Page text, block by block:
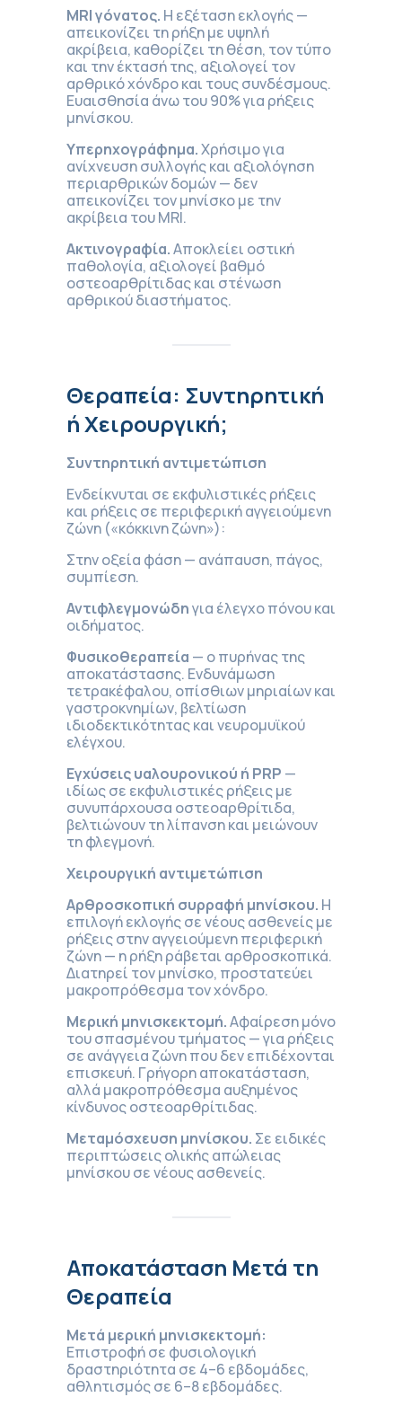
MRI γόνατος. Η εξέταση εκλογής —
απεικονίζει τη ρήξη με υψηλή
ακρίβεια, καθορίζει τη θέση, τον τύπο
και την έκτασή της, αξιολογεί τον
αρθρικό χόνδρο και τους συνδέσμους.
Ευαισθησία άνω του 90% για ρήξεις
μηνίσκου.
Υπερηχογράφημα.Χρήσιμο για
ανίχνευση συλλογής και αξιολόγηση
περιαρθρικών δομών — δεν
απεικονίζει τον μηνίσκο με την
ακρίβεια του MRI.
Ακτινογραφία.Αποκλείει οστική
παθολογία, αξιολογεί βαθμό
οστεοαρθρίτιδας και στένωση
αρθρικού διαστήματος.
Θεραπεία: Συντηρητική
ή Χειρουργική;
Συντηρητική αντιμετώπιση
Ενδείκνυται σε εκφυλιστικές ρήξεις
και ρήξεις σε περιφερική αγγειούμενη
ζώνη («κόκκινη ζώνη»):
Στην οξεία φάση — ανάπαυση, πάγος,
συμπίεση.
Αντιφλεγμονώδηγια έλεγχο πόνου και
οιδήματος.
Φυσικοθεραπεία — ο πυρήνας της
αποκατάστασης. Ενδυνάμωση
τετρακέφαλου, οπίσθιων μηριαίων και
γαστροκνημίων, βελτίωση
ιδιοδεκτικότητας και νευρομυϊκού
ελέγχου.
Εγχύσεις υαλουρονικού ή PRP —
ιδίως σε εκφυλιστικές ρήξεις με
συνυπάρχουσα οστεοαρθρίτιδα,
βελτιώνουν τη λίπανση και μειώνουν
τη φλεγμονή.
Χειρουργική αντιμετώπιση
Αρθροσκοπική συρραφή μηνίσκου. Η
επιλογή εκλογής σε νέους ασθενείς με
ρήξεις στην αγγειούμενη περιφερική
ζώνη — η ρήξη ράβεται αρθροσκοπικά.
Διατηρεί τον μηνίσκο, προστατεύει
μακροπρόθεσμα τον χόνδρο.
Μερική μηνισκεκτομή.Αφαίρεση μόνο
του σπασμένου τμήματος — για ρήξεις
σε ανάγγεια ζώνη που δεν επιδέχονται
επισκευή. Γρήγορη αποκατάσταση,
αλλά μακροπρόθεσμα αυξημένος
κίνδυνος οστεοαρθρίτιδας.
Μεταμόσχευση μηνίσκου. Σε ειδικές
περιπτώσεις ολικής απώλειας
μηνίσκου σε νέους ασθενείς.
Αποκατάσταση Μετά τη
Θεραπεία
Μετά μερική μηνισκεκτομή:
Επιστροφή σε φυσιολογική
δραστηριότητα σε 4–6 εβδομάδες,
αθλητισμός σε 6–8 εβδομάδες.